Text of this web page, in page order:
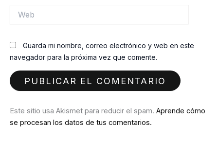
Guarda mi nombre, correo electrónico y web en este
navegador para la próxima vez que comente.
Este sitio usa Akismet para reducir el spam. Aprende cómo
se procesan los datos de tus comentarios.